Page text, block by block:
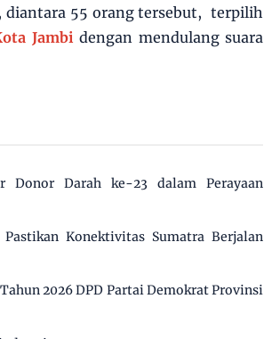
diantara 55 orang tersebut, terpilih
Jambidengan mendulang suara
Donor Darah ke-23 dalam Perayaan
Konektivitas Sumatra Berjalan
2026 DPD Partai Demokrat Provinsi